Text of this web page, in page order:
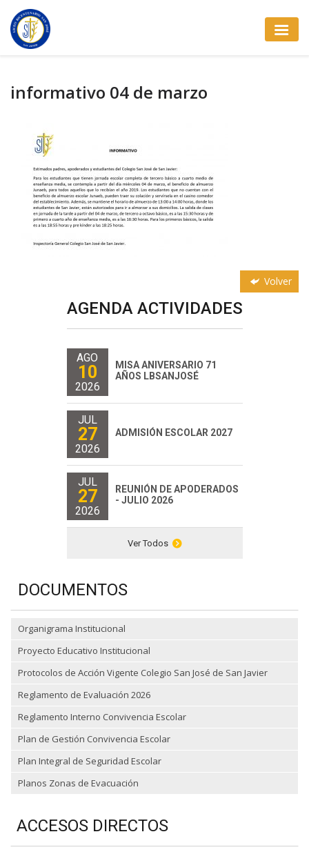
informativo 04 de marzo
Volver
AGENDA ACTIVIDADES
AGO
10
2026
MISA ANIVERSARIO 71
AÑOS LBSANJOSÉ
JUL
27
2026
ADMISIÓN ESCOLAR 2027
JUL
27
2026
REUNIÓN DE APODERADOS
- JULIO 2026
Ver Todos
DOCUMENTOS
Organigrama Institucional
Proyecto Educativo Institucional
Protocolos de Acción Vigente Colegio San José de San Javier
Reglamento de Evaluación 2026
Reglamento Interno Convivencia Escolar
Plan de Gestión Convivencia Escolar
Plan Integral de Seguridad Escolar
Planos Zonas de Evacuación
ACCESOS DIRECTOS